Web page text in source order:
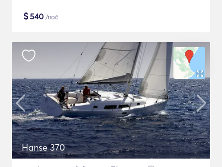
$540 /noč
Hanse 370